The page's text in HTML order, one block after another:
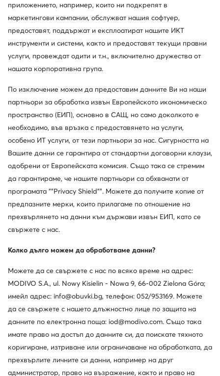
Смени държавата: България (BG)
Изтеглете приложение
За нас
Информации
© obuvki.bg 2026
Регламент
Промени настройките
Политика за поверителност
приложението, например, които ни подкрепят в
маркетингови кампании, обслужват нашия софтуер,
предоставят, поддържат и експлоатират нашите ИКТ
инструменти и системи, както и предоставят текущи правни
услуги, провеждат одити и т.н., включително дружества от
нашата корпоративна група.
По изключение можем да предоставим данните Ви на наши
партньори за обработка извън Европейското икономическо
пространство (ЕИП), основно в САЩ, но само доколкото е
необходимо, във връзка с предоставянето на услуги,
особено ИТ услуги, от тези партньори за нас. Сигурността на
Вашите данни се гарантира от стандартни договорни клаузи,
одобрени от Европейската комисия. Също така се стремим
да гарантираме, че нашите партньори са обхванати от
програмата ""Privacy Shield"". Можете да получите копие от
предпазните мерки, които прилагаме по отношение на
прехвърлянето на данни към държави извън ЕИП, като се
свържете с нас.
Колко дълго можем да обработваме данни?
Можете да се свържете с нас по всяко време на адрес:
MODIVO S.A., ul. Nowy Kisielin - Nowa 9, 66-002 Zielona Góra;
имейл адрес: info@obuvki.bg, телефон: 052/953169. Можете
да се свържете с нашето длъжностно лице по защита на
данните по електронна поща: iod@modivo.com. Също така
имате право на достъп до данните си, да поискате тяхното
коригиране, изтриване или ограничаване на обработката, да
прехвърлите личните си данни, например на друг
администратор, право на възражение, както и право на